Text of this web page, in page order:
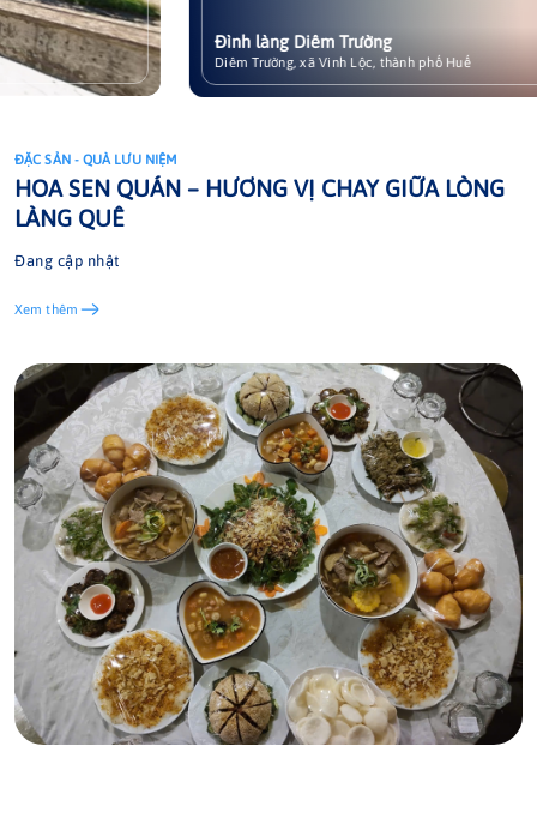
Đình làng Diêm Trường
Diêm Trường, xã Vinh Lộc, thành phố Huế
Xem chi tiết
ĐẶC SẢN - QUÀ LƯU NIỆM
HOA SEN QUÁN – HƯƠNG VỊ CHAY GIỮA LÒNG
LÀNG QUÊ
Đang cập nhật
Xem thêm
ĐẶC SẢN - QUÀ LƯU NIỆM
Mắm cá rò truyền thống Vinh Lộc
ĐẶC SẢN - QUÀ LƯU NIỆM
Hoa súng Hoàng Khanh
ĐẶC SẢN - QUÀ LƯU NIỆM
Dầu lạc hữu cơ Mỹ Á
ĐẶC SẢN - QUÀ LƯU NIỆM
Bột sắn dây Mỹ Lợi